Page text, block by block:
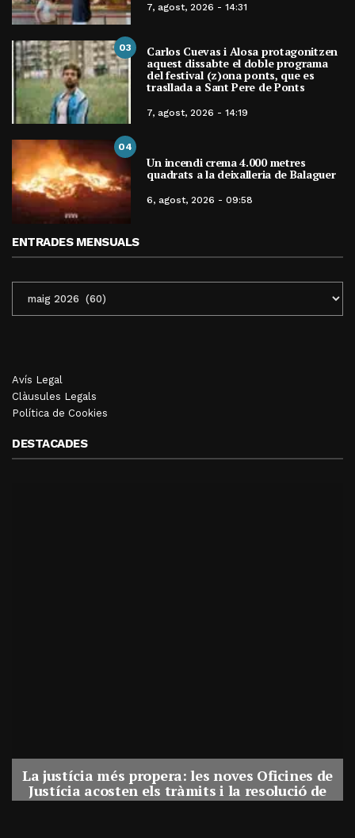
7, agost, 2026 - 14:31
03 Carlos Cuevas i Alosa protagonitzen
aquest dissabte el doble programa
del festival (z)ona ponts, que es
trasllada a Sant Pere de Ponts
7, agost, 2026 - 14:19
04
Un incendi crema 4.000 metres
quadrats a la deixalleria de Balaguer
6, agost, 2026 - 09:58
ENTRADES MENSUALS
MENSUALS
Avís Legal
Clàusules Legals
Política de Cookies
DESTACADES
La justícia més propera: les noves Oficines de
Justícia acosten els tràmits i la resolució de
conflictes als municipis de Catalunya